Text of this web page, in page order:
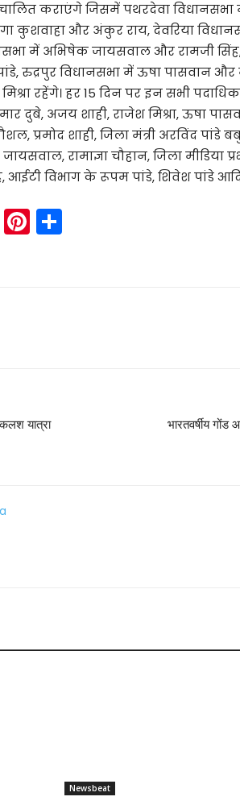
कराएंगे जिसमें पथरदेवा
कुशवाहा और अंकुर राय, देवरिया
में अभिषेक जायसवाल और रामजी
रुद्रपुर विधानसभा में ऊषा पासवान
रहेंगे। हर 15 दिन पर इन सभी
दुबे, अजय शाही, राजेश मिश्रा, ऊषा
प्रमोद शाही, जिला मंत्री अरविंद पांडे
रामाज्ञा चौहान, जिला मीडिया
आईटी विभाग के रूपम पांडे, शिवेश पांडे
W
h
Pi
nt
यात्रा
भारतवर्षीय
Newsbeat